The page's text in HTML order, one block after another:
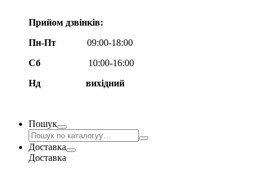
Прийом дзвінків:
Пн-Пт
09:00-18:00
Сб
10:00-16:00
Нд вихідний
Пошук
Доставка
Доставка